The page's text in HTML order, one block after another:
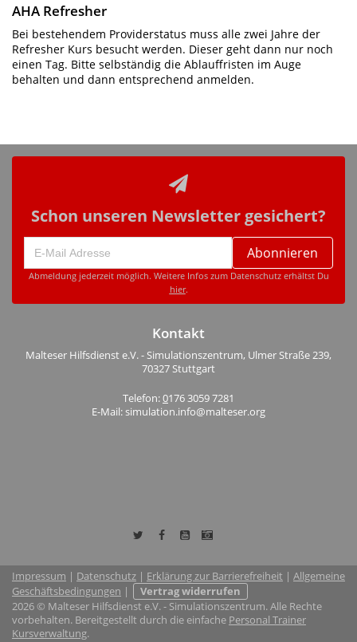
AHA Refresher
Bei bestehendem Providerstatus muss alle zwei Jahre der
Refresher Kurs besucht werden. Dieser geht dann nur noch
einen Tag. Bitte selbständig die Ablauffristen im Auge
behalten und dann entsprechend anmelden.
Schon unseren Newsletter gesichert?
Abonnieren
Abmeldung jederzeit möglich. Weitere Infos zum Datenschutz erhältst Du
hier.
Kontakt
Malteser Hilfsdienst e.V. - Simulationszentrum, Ulmer Straße 239,
70327 Stuttgart
Telefon:0176 3059 7281
E-Mail: simulation.info@malteser.org
Impressum | Datenschutz | Erklärung zur Barrierefreiheit | Allgemeine
Geschäftsbedingungen |
Vertrag widerrufen
2026 © Malteser Hilfsdienst e.V. - Simulationszentrum. Alle Rechte
vorbehalten. Bereitgestellt durch die einfache Personal Trainer
Kursverwaltung.